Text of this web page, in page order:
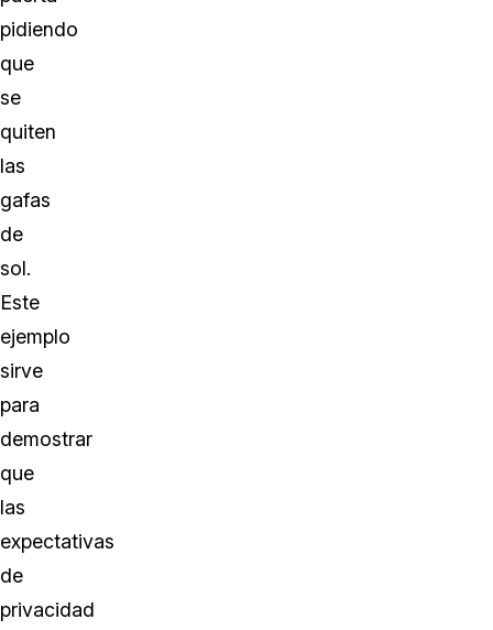
pidiendo
que
se
quiten
las
gafas
de
sol.
Este
ejemplo
sirve
para
demostrar
que
las
expectativas
de
privacidad